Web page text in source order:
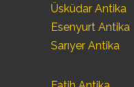
Üsküdar Antika
Esenyurt Antika
Sarıyer Antika